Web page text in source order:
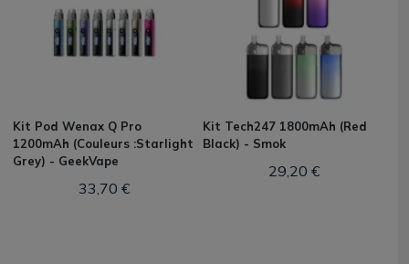
Kit Pod Wenax Q Pro
1200mAh (Couleurs :Starlight
Grey) - GeekVape
33,70 €
Kit Tech247 1800mAh (Red
Black) - Smok
29,20 €